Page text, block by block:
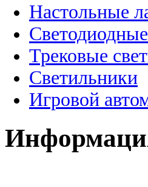
Настольные
Трековые
Светильники
Игровой